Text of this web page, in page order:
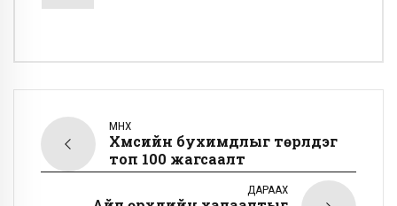
ӨМНӨХ
Хүмүүсийн бухимдлыг төрүүлдэг
топ 100 жагсаалт
ДАРААХ